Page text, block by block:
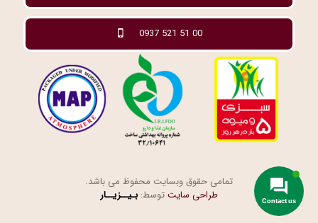
0937 521 51 00
تمامی حقوق وبسایت محفوظ می باشد.
طراحی سایتتوسط: بـیــزیــار Contact us